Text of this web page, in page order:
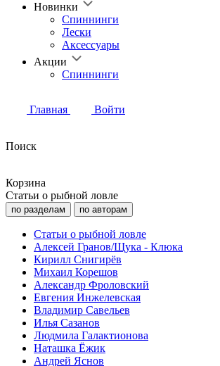
Новинки
Спиннинги
Лески
Аксессуары
Акции
Спиннинги
Главная Войти
Поиск
Корзина
Статьи о рыбной ловле
по разделам по авторам
Статьи о рыбной ловле
Алексей Гранов/Щука - Клюка
Кирилл Снигирёв
Михаил Корешов
Александр Фроловский
Евгения Инжелевская
Владимир Савельев
Илья Сазанов
Людмила Галактионова
Наташка Ёжик
Андрей Яснов